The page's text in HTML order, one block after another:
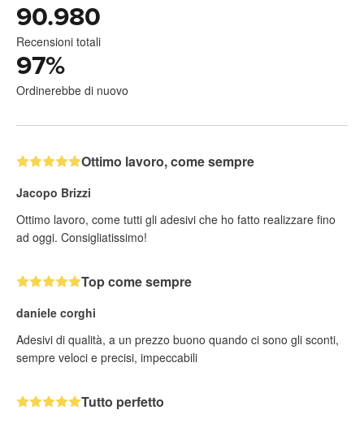
90.980
Recensioni totali
97%
Ordinerebbe di nuovo
Ottimo lavoro, come sempre
Jacopo Brizzi
Ottimo lavoro, come tutti gli adesivi che ho fatto realizzare fino
ad oggi. Consigliatissimo!
Top come sempre
daniele corghi
Adesivi di qualità, a un prezzo buono quando ci sono gli sconti,
sempre veloci e precisi, impeccabili
Tutto perfetto